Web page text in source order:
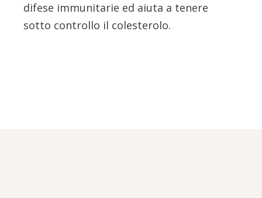
difese immunitarie ed aiuta a tenere
sotto controllo il colesterolo.